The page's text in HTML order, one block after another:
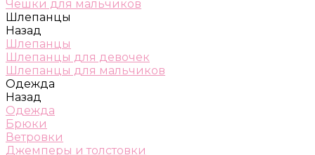
Чешки для мальчиков
Шлепанцы
Назад
Шлепанцы
Шлепанцы для девочек
Шлепанцы для мальчиков
Одежда
Назад
Одежда
Брюки
Ветровки
Джемперы и толстовки